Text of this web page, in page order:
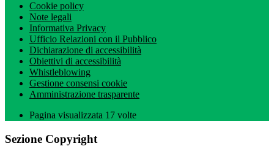
Cookie policy
Note legali
Informativa Privacy
Ufficio Relazioni con il Pubblico
Dichiarazione di accessibilità
Obiettivi di accessibilità
Whistleblowing
Gestione consensi cookie
Amministrazione trasparente
Pagina visualizzata 17 volte
Sezione Copyright